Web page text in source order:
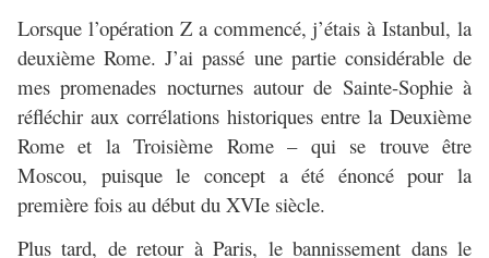
Lorsque l’opération Z a commencé, j’étais à Istanbul, la
deuxième Rome. J’ai passé une partie considérable de
mes promenades nocturnes autour de Sainte-Sophie à
réfléchir aux corrélations historiques entre la Deuxième
Rome et la Troisième Rome – qui se trouve être
Moscou, puisque le concept a été énoncé pour la
première fois au début du XVIe siècle.
Plus tard, de retour à Paris, le bannissement dans le